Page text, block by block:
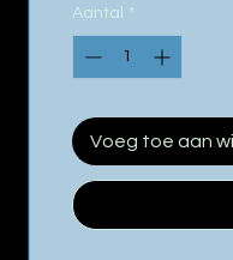
Aantal *
Voeg toe aan